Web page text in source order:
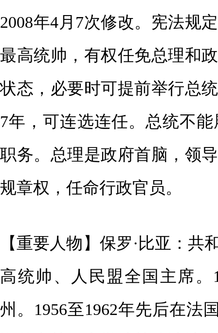
2008年4月7次修改。宪法规
最高统帅，有权任免总理和
状态，必要时可提前举行总
7年，可连选连任。总统不
职务。总理是政府首脑，领
规章权，任命行政官员。
【重要人物】保罗·比亚：
高统帅、人民盟全国主席。
州。1956至1962年先后在法